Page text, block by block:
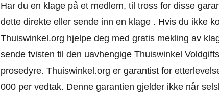
Har du en klage på et medlem, til tross for disse
dette direkte ellersende inn en klage. Hvis du ikke
Thuiswinkel.org hjelpe deg med gratis mekling av
sende tvisten til den uavhengige Thuiswinkel
prosedyre. Thuiswinkel.org er garantist for
000 per vedtak. Denne garantien gjelder ikke når